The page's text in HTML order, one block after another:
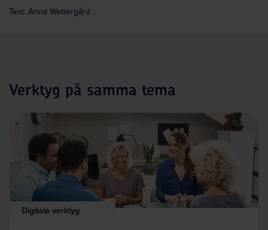
Text: Anna Wettergård
Verktyg på samma tema
Digitala verktyg